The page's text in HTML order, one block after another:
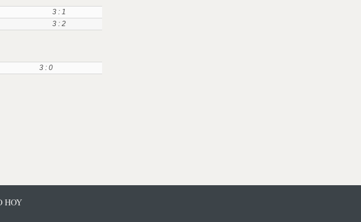
3 : 1
3 : 2
3 : 0
HOY